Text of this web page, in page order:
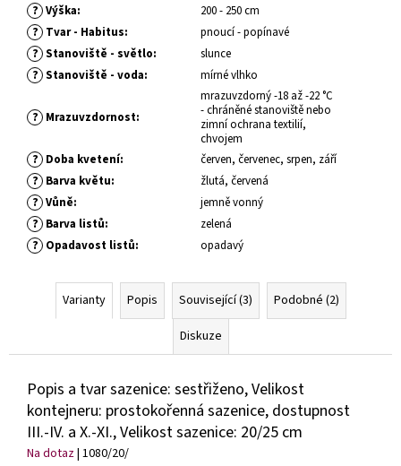
? Výška: 200 - 250 cm
? Tvar - Habitus: pnoucí - popínavé
? Stanoviště - světlo: slunce
? Stanoviště - voda: mírné vlhko
? Mrazuvzdornost:
mrazuvzdorný -18 až -22 °C
- chráněné stanoviště nebo
zimní ochrana textilií,
chvojem
? Doba kvetení: červen, červenec, srpen, září
? Barva květu: žlutá, červená
? Vůně: jemně vonný
? Barva listů: zelená
? Opadavost listů: opadavý
Varianty Popis Související (3)
Podobné (2)
Diskuze
Popis a tvar sazenice: sestřiženo, Velikost
kontejneru: prostokořenná sazenice, dostupnost
III.-IV. a X.-XI., Velikost sazenice: 20/25 cm
Na dotaz| 1080/20/
m
e
ALYSSUM
SUMMIT
SKALNÍ
67
Kč